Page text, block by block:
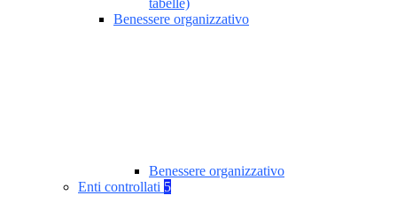
tabelle)
Benessere organizzativo
Benessere organizzativo
Enti controllati 5